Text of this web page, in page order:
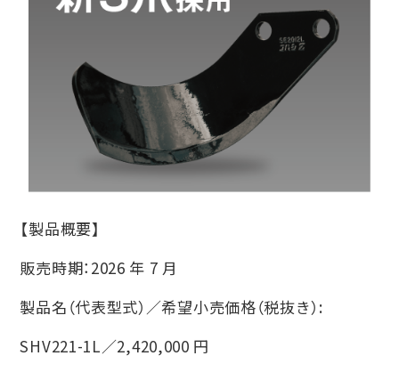
【製品概要】
販売時期：2026 年 7 ⽉
製品名（代表型式）∕希望⼩売価格（税抜き）:
SHV221-1L∕2,420,000 円